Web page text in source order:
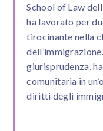
School of Law
ha lavorato per
tirocinante nella
giurisprudenza,
comunitaria in
diritti degli